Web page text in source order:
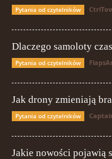
Pytania od czytelników
Dlaczego samoloty
Pytania od czytelników
Jak drony zmieniają
Pytania od czytelników
Jakie nowości pojawią